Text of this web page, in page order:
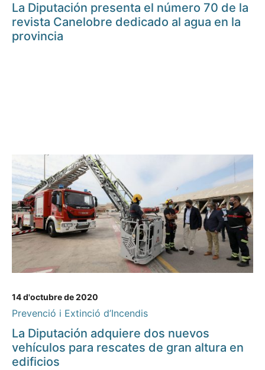
La Diputación presenta el número 70 de la
revista Canelobre dedicado al agua en la
provincia
14 d'octubre de 2020
Prevenció i Extinció d’Incendis
La Diputación adquiere dos nuevos
vehículos para rescates de gran altura en
edificios